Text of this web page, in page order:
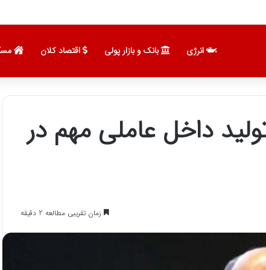
با مربیان برتر جهان
انرژی بانک و بازار پولی اقتصاد کلان
داخل عاملی مهم در
زمان تقریبی مطالعه 2 دقیقه